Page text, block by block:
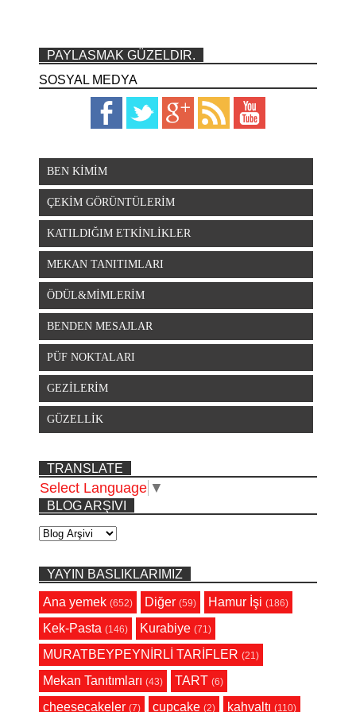
PAYLASMAK GÜZELDIR.
SOSYAL MEDYA
BEN KİMİM
ÇEKİM GÖRÜNTÜLERİM
KATILDIĞIM ETKİNLİKLER
MEKAN TANITIMLARI
ÖDÜL&MİMLERİM
BENDEN MESAJLAR
PÜF NOKTALARI
GEZİLERİM
GÜZELLİK
TRANSLATE
Select Language ▼
BLOG ARŞIVI
YAYIN BASLIKLARIMIZ
Ana yemek (652) Diğer (59) Hamur İşi (186)
Kek-Pasta (146) Kurabiye (71)
MURATBEYPEYNİRLİ TARİFLER (21)
Mekan Tanıtımları (43) TART (6)
cheesecakeler (7) cupcake (2) kahvaltı (110)